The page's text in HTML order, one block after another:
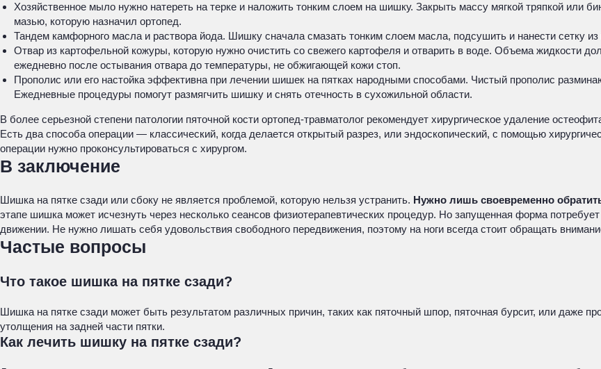
Хозяйственное мыло нужно натереть на терке и наложить тонким слоем на шишку. Закрыть массу мягкой тряпкой или
мазью, которую назначил ортопед.
Тандем камфорного масла и раствора йода. Шишку сначала смазать тонким слоем масла, подсушить и нанести сетку из
Отвар из картофельной кожуры, которую нужно очистить со свежего картофеля и отварить в воде. Объема жидкости
ежедневно после остывания отвара до температуры, не обжигающей кожи стоп.
Прополис или его настойка эффективна при лечении шишек на пятках народными способами. Чистый прополис
Ежедневные процедуры помогут размягчить шишку и снять отечность в сухожильной области.
В более серьезной степени патологии пяточной кости ортопед-травматолог рекомендует хирургическое удаление
Есть два способа операции — классический, когда делается открытый разрез, или эндоскопический, с помощью
операции нужно проконсультироваться с хирургом.
В заключение
Шишка на пятке сзади или сбоку не является проблемой, которую нельзя устранить. Нужно лишь своевременно
этапе шишка может исчезнуть через несколько сеансов физиотерапевтических процедур. Но запущенная форма
движении. Не нужно лишать себя удовольствия свободного передвижения, поэтому на ноги всегда стоит обращать
Частые вопросы
Что такое шишка на пятке сзади?
Шишка на пятке сзади может быть результатом различных причин, таких как пяточный шпор, пяточная бурсит, или даже
утолщения на задней части пятки.
Как лечить шишку на пятке сзади?